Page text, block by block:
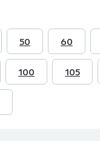
50 60
100 105